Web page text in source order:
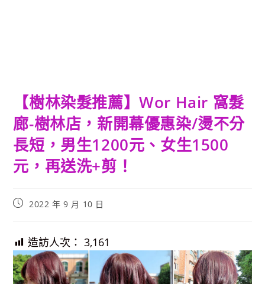
【樹林染髮推薦】Wor Hair 窩髮
廊-樹林店，新開幕優惠染/燙不分
長短，男生1200元、女生1500
元，再送洗+剪！
Post2022 年 9 月 10 日
造訪人次： 3,161